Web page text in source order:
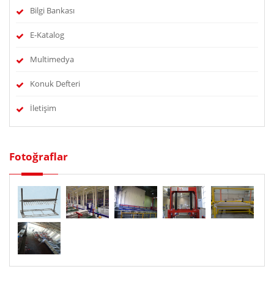
Bilgi Bankası
E-Katalog
Multimedya
Konuk Defteri
İletişim
Fotoğraflar